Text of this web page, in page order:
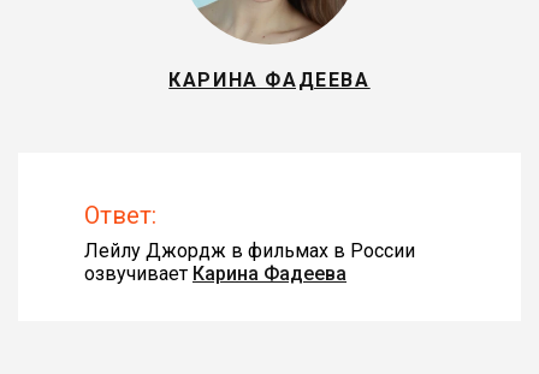
КАРИНА ФАДЕЕВА
Ответ:
Лейлу Джордж в фильмах в России
озвучивает Карина Фадеева